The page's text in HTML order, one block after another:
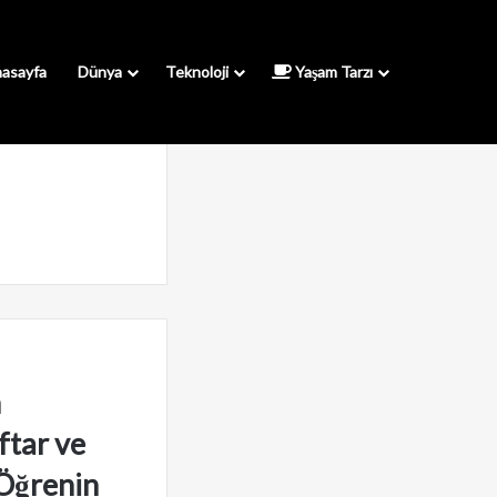
Dünya Teknoloji Yaşam Tarzı
ve